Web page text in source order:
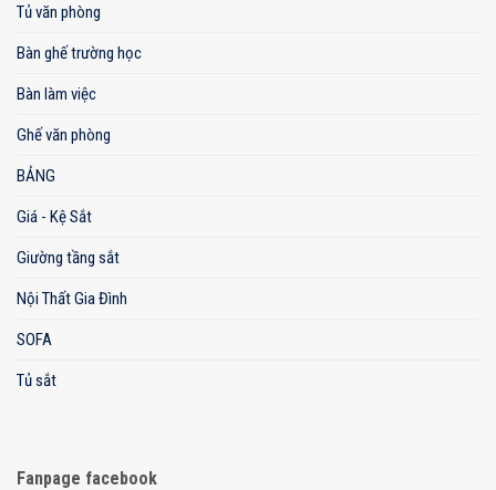
Tủ văn phòng
Bàn ghế trường học
Bàn làm việc
Ghế văn phòng
BẢNG
Giá - Kệ Sắt
Giường tầng sắt
Nội Thất Gia Đình
SOFA
Tủ sắt
Fanpage facebook